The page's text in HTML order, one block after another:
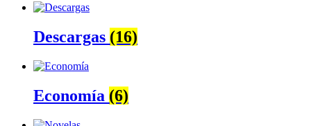
Descargas (16)
Economía (6)